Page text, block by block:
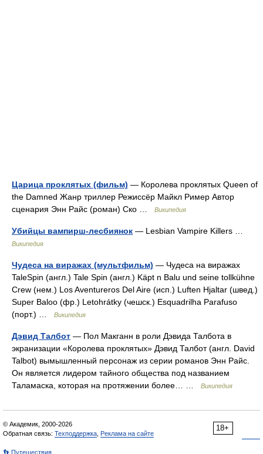
Царица проклятых (фильм) — Королева проклятых Queen of
the Damned Жанр триллер Режиссёр Майкл Ример Автор
сценария Энн Райс (роман) Ско …
Википедия
Убийцы вампирш-лесбиянок — Lesbian Vampire Killers …
Википедия
Чудеса на виражах (мультфильм) — Чудеса на виражах
TaleSpin (англ.) Tale Spin (англ.) Käpt n Balu und seine tollkühne
Crew (нем.) Los Aventureros Del Aire (исп.) Luften Hjaltar (швед.)
Super Baloo (фр.) Letohrátky (чешск.) Esquadrilha Parafuso
(порт.) …
Википедия
Дэвид Талбот — Пол Макганн в роли Дэвида Талбота в
экранизации «Королева проклятых» Дэвид Талбот (англ. David
Talbot) вымышленный персонаж из серии романов Энн Райс.
Он является лидером тайного общества под названием
Таламаска, которая на протяжении более… …
Википедия
18+
© Академик, 2000-2026
Обратная связь: Техподдержка Реклама на сайте
👣 Путешествия